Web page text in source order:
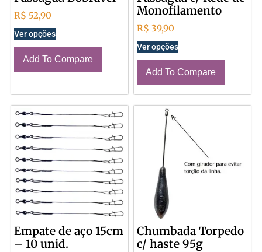
R$ 52,90
Ver opções
Add To Compare
Monofilamento
R$ 39,90
Ver opções
Add To Compare
Empate de aço 15cm
– 10 unid.
Chumbada Torpedo
c/ haste 95g